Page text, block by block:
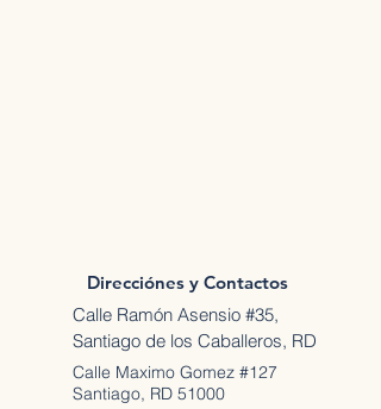
Direcciónes y Contactos
Calle Ramón Asensio #35,
Santiago de los Caballeros, RD
Calle Maximo Gomez #127
Santiago, RD 51000